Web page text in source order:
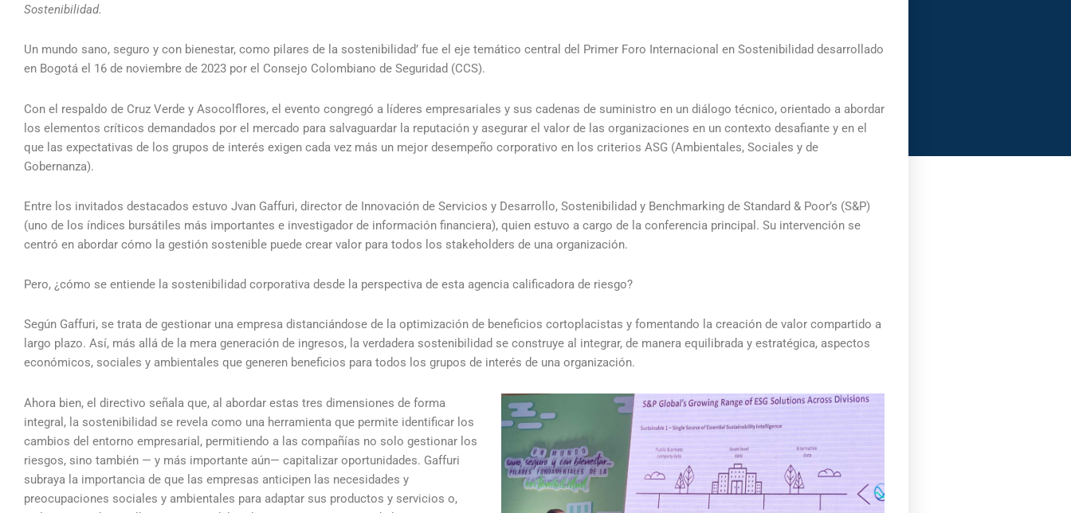
Sostenibilidad.
Un mundo sano, seguro y con bienestar, como pilares de la sostenibilidad’ fue el eje temático central del Primer Foro Internacional en Sostenibilidad desarrollado
en Bogotá el 16 de noviembre de 2023 por el Consejo Colombiano de Seguridad (CCS).
Con el respaldo de Cruz Verde y Asocolflores, el evento congregó a líderes empresariales y sus cadenas de suministro en un diálogo técnico, orientado a abordar
los elementos críticos demandados por el mercado para salvaguardar la reputación y asegurar el valor de las organizaciones en un contexto desafiante y en el
que las expectativas de los grupos de interés exigen cada vez más un mejor desempeño corporativo en los criterios ASG (Ambientales, Sociales y de
Gobernanza).
Entre los invitados destacados estuvo Jvan Gaffuri, director de Innovación de Servicios y Desarrollo, Sostenibilidad y Benchmarking de Standard & Poor’s (S&P)
(uno de los índices bursátiles más importantes e investigador de información financiera), quien estuvo a cargo de la conferencia principal. Su intervención se
centró en abordar cómo la gestión sostenible puede crear valor para todos los stakeholders de una organización.
Pero, ¿cómo se entiende la sostenibilidad corporativa desde la perspectiva de esta agencia calificadora de riesgo?
Según Gaffuri, se trata de gestionar una empresa distanciándose de la optimización de beneficios cortoplacistas y fomentando la creación de valor compartido a
largo plazo. Así, más allá de la mera generación de ingresos, la verdadera sostenibilidad se construye al integrar, de manera equilibrada y estratégica, aspectos
económicos, sociales y ambientales que generen beneficios para todos los grupos de interés de una organización.
Ahora bien, el directivo señala que, al abordar estas tres dimensiones de forma
integral, la sostenibilidad se revela como una herramienta que permite identificar los
cambios del entorno empresarial, permitiendo a las compañías no solo gestionar los
riesgos, sino también — y más importante aún— capitalizar oportunidades. Gaffuri
subraya la importancia de que las empresas anticipen las necesidades y
preocupaciones sociales y ambientales para adaptar sus productos y servicios o,